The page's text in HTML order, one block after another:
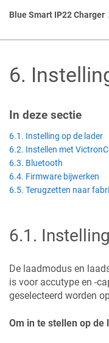
Blue Smart IP22 Charger
6.
In deze sectie
6.1. Instelling op de lader
6.2. Instellen met
6.3. Bluetooth
6.4. Firmware bijwerken
6.5. Terugzetten naar
6.1 .
De laadmodus en
is voor accutype en -
geselecteerd worden
Om in te stellen op de